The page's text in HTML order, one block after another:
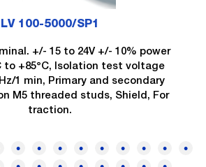
LV 100-5000/SP1
+/- 15 to 24V +/- 10% power
to +85°C, Isolation test voltage
1 min, Primary and secondary
M5 threaded studs, Shield, For
traction.